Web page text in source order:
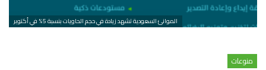
الموانئ السعودية تشهد زيادة في حجم الحاويات بنسبة 5% في أكتوبر
منوعات